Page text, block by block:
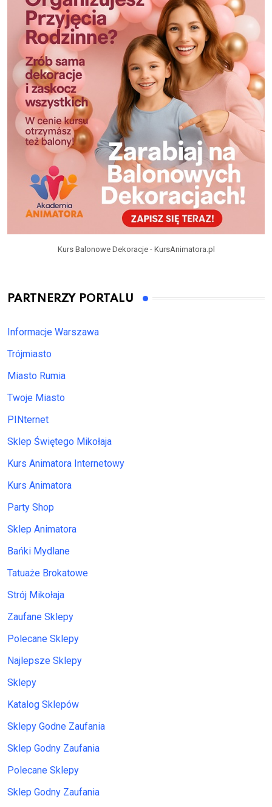
Kurs Balonowe Dekoracje - KursAnimatora.pl
PARTNERZY PORTALU
Informacje Warszawa
Trójmiasto
Miasto Rumia
Twoje Miasto
PINternet
Sklep Świętego Mikołaja
Kurs Animatora Internetowy
Kurs Animatora
Party Shop
Sklep Animatora
Bańki Mydlane
Tatuaże Brokatowe
Strój Mikołaja
Zaufane Sklepy
Polecane Sklepy
Najlepsze Sklepy
Sklepy
Katalog Sklepów
Sklepy Godne Zaufania
Sklep Godny Zaufania
Polecane Sklepy
Sklep Godny Zaufania